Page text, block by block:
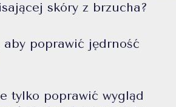
skóry z brzucha?
aby poprawić jędrność
tylko poprawić wygląd